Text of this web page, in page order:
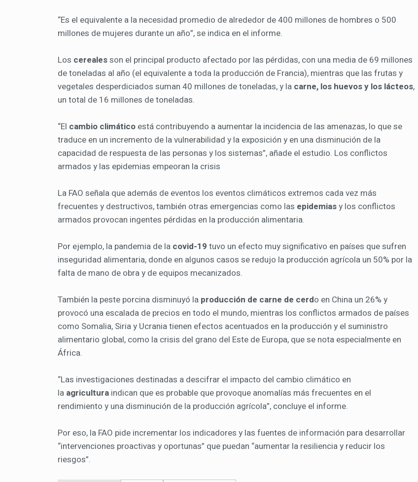
“Es el equivalente a la necesidad promedio de alrededor de 400 millones de hombres o 500
millones de mujeres durante un año”, se indica en el informe.
Los cerealesson el principal producto afectado por las pérdidas, con una media de 69 millones
de toneladas al año (el equivalente a toda la producción de Francia), mientras que las frutas y
vegetales desperdiciados suman 40 millones de toneladas, y la carne, los huevos y los lácteos,
un total de 16 millones de toneladas.
“El cambio climático está contribuyendo a aumentar la incidencia de las amenazas, lo que se
traduce en un incremento de la vulnerabilidad y la exposición y en una disminución de la
capacidad de respuesta de las personas y los sistemas”, añade el estudio. Los conflictos
armados y las epidemias empeoran la crisis
La FAO señala que además de eventos los eventos climáticos extremos cada vez más
frecuentes y destructivos, también otras emergencias como las epidemiasy los conflictos
armados provocan ingentes pérdidas en la producción alimentaria.
Por ejemplo, la pandemia de la covid-19 tuvo un efecto muy significativo en países que sufren
inseguridad alimentaria, donde en algunos casos se redujo la producción agrícola un 50% por la
falta de mano de obra y de equipos mecanizados.
También la peste porcina disminuyó la producción de carne de cerdo en China un 26% y
provocó una escalada de precios en todo el mundo, mientras los conflictos armados de países
como Somalia, Siria y Ucrania tienen efectos acentuados en la producción y el suministro
alimentario global, como la crisis del grano del Este de Europa, que se nota especialmente en
África.
“Las investigaciones destinadas a descifrar el impacto del cambio climático en
la agricultura indican que es probable que provoque anomalías más frecuentes en el
rendimiento y una disminución de la producción agrícola”, concluye el informe.
Por eso, la FAO pide incrementar los indicadores y las fuentes de información para desarrollar
“intervenciones proactivas y oportunas” que puedan “aumentar la resiliencia y reducir los
riesgos”.